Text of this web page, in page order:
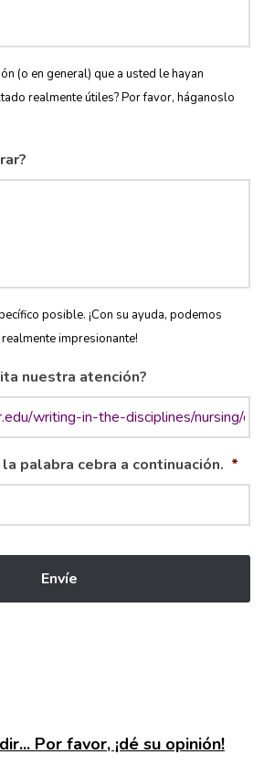
(o en general) que a usted le hayan
realmente útiles? Por favor, háganoslo
posible. ¡Con su ayuda, podemos
impresionante!
nuestra atención?
palabra cebra a continuación. *
Por favor, ¡dé su opinión!